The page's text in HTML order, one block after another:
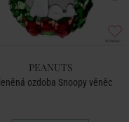
PEANUTS
ozdoba Snoopy věněc